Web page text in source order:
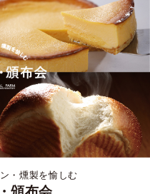
・燻製を愉しむ